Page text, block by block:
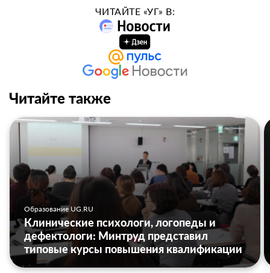
ЧИТАЙТЕ «УГ» В:
Читайте также
Образование UG.RU
Клинические психологи, логопеды и
дефектологи: Минтруд представил
типовые курсы повышения квалификации